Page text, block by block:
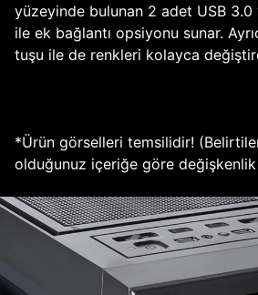
yüzeyinde bulunan 2 adet USB
ile ek bağlantı opsiyonu sunar.
tuşu ile de renkleri kolayca
*Ürün görselleri temsilidir!
olduğunuz içeriğe göre